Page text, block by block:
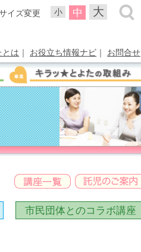
小 中 大
イズ変更
は ｜ お役立ち情報ナビ ｜ お問合せ
市民団体とのコラボ講座